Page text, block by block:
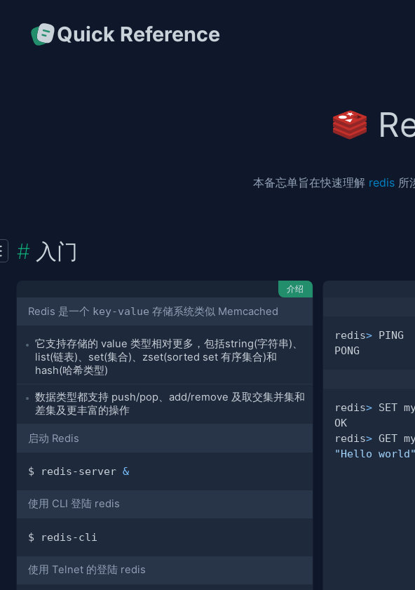
Quick Reference
本备忘单旨在快速理解 redis 所
入门
介绍
Redis 是一个 key-value 存储系统类似 Memcached
它支持存储的 value 类型相对更多，包括string(字符串)、
list(链表)、set(集合)、zset(sorted set 有序集合)和
hash(哈希类型)
数据类型都支持 push/pop、add/remove 及取交集并集和
差集及更丰富的操作
启动 Redis
$ redis-server &
使用 CLI 登陆 redis
使用 Telnet 的登陆 redis
redis>
redis> SET
redis>
"Hello world"